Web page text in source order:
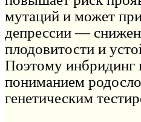
мутаций и может
депрессии —
плодовитости и
Поэтому инбридинг
пониманием
генетическим